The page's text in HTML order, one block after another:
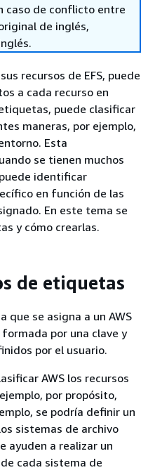
caso de conflicto entre
de inglés,
recursos de EFS, puede
a cada recurso en
puede clasificar
maneras, por ejemplo,
Esta
se tienen muchos
identificar
en función de las
En este tema se
y cómo crearlas.
de etiquetas
que se asigna a un AWS
por una clave y
por el usuario.
AWS los recursos
por propósito,
se podría definir un
sistemas de archivo
ayuden a realizar un
cada sistema de